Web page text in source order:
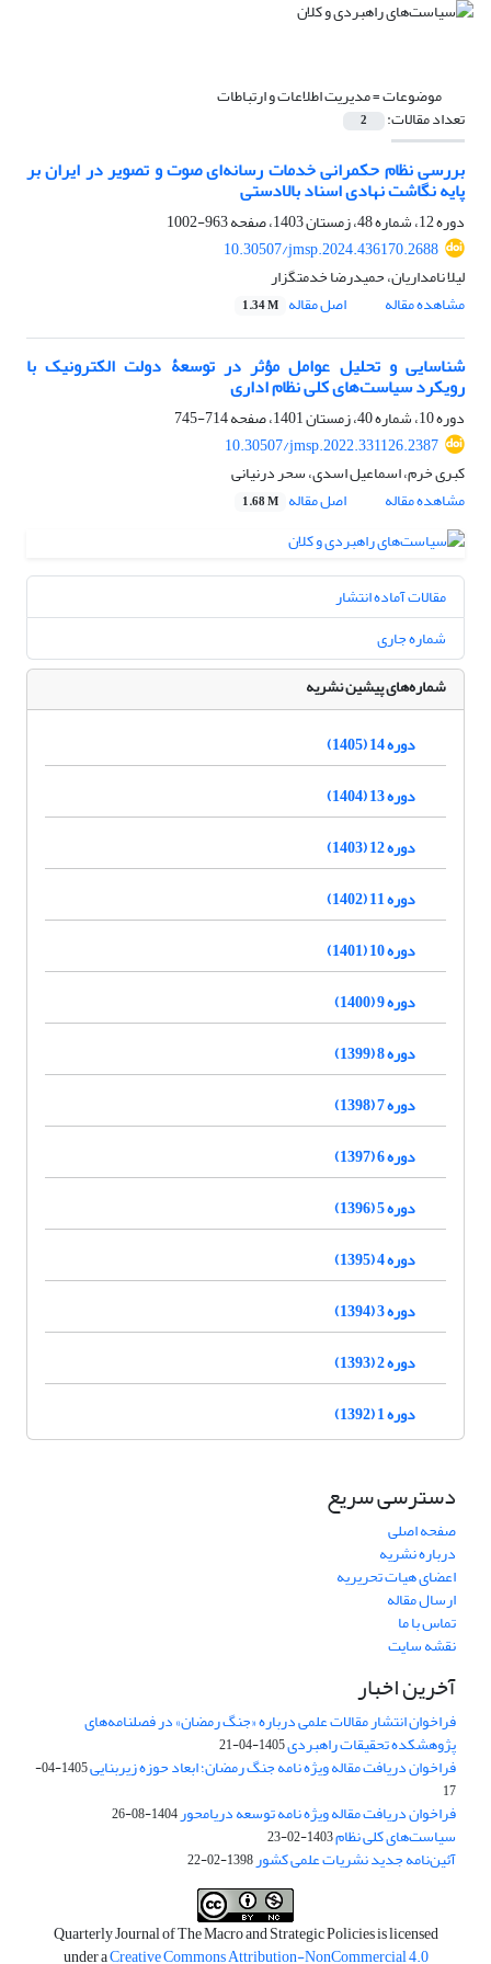
موضوعات =مدیریت اطلاعات و ارتباطات
تعداد مقالات: 2
بررسی نظام حکمرانی خدمات رسانه‌ای صوت و تصویر در ایران بر
پایه نگاشت نهادی اسناد بالادستی
دوره 12، شماره 48، زمستان 1403، صفحه
963-1002
10.30507/jmsp.2024.436170.2688
لیلا نامداریان، حمیدرضا خدمتگزار
مشاهده مقاله
اصل مقاله 1.34 M
شناسایی و تحلیل عوامل مؤثر در توسعۀ دولت الکترونیک با
رویکرد سیاست‌های کلی نظام اداری
دوره 10، شماره 40، زمستان 1401، صفحه
714-745
10.30507/jmsp.2022.331126.2387
کبری خرم، اسماعیل اسدی، سحر درنیانی
مشاهده مقاله
اصل مقاله 1.68 M
مقالات آماده انتشار
شماره جاری
شماره‌های پیشین نشریه
دوره 14 (1405)
دوره 13 (1404)
دوره 12 (1403)
دوره 11 (1402)
دوره 10 (1401)
دوره 9 (1400)
دوره 8 (1399)
دوره 7 (1398)
دوره 6 (1397)
دوره 5 (1396)
دوره 4 (1395)
دوره 3 (1394)
دوره 2 (1393)
دوره 1 (1392)
دسترسی سریع
صفحه اصلی
درباره نشریه
اعضای هیات تحریریه
ارسال مقاله
تماس با ما
نقشه سایت
آخرین اخبار
فراخوان انتشار مقالات علمی درباره «جنگ رمضان» در فصلنامه‌های
پژوهشکده تحقیقات راهبردی1405-04-21
فراخوان دریافت مقاله ویژه نامه جنگ رمضان؛ ابعاد حوزه زیربنایی
1405-04-
17
فراخوان دریافت مقاله ویژه نامه توسعه دریامحور1404-08-26
سیاست‌های کلی نظام1403-02-23
آئین‌نامه جدید نشریات علمی کشور1398-02-22
Quarterly Journal of The Macro and Strategic Policies is licensed
under aCreative Commons Attribution-NonCommercial 4.0